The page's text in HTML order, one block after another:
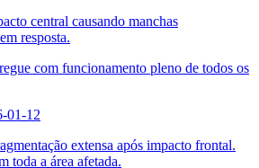
central causando manchas
resposta.
com funcionamento pleno de todos os
01-12
extensa após impacto frontal.
toda a área afetada.